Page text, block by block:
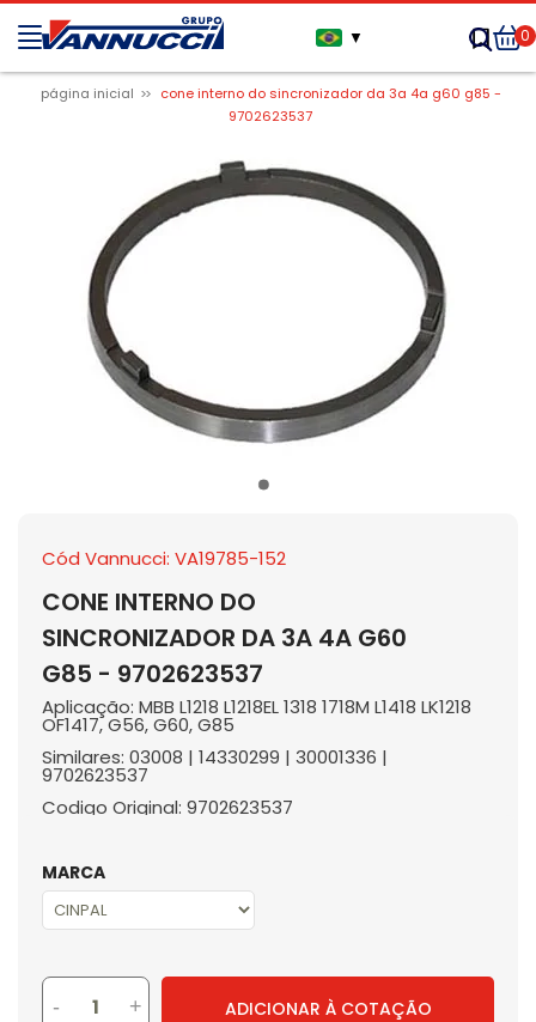
▼ 0
página inicial
cone interno do sincronizador da 3a 4a g60 g85 -
9702623537
Cód Vannucci: VA19785-152
CONE INTERNO DO
SINCRONIZADOR DA 3A 4A G60
G85 - 9702623537
Aplicação: MBB L1218 L1218EL 1318 1718M L1418 LK1218
OF1417, G56, G60, G85
Similares: 03008 | 14330299 | 30001336 |
9702623537
Codigo Original: 9702623537
MARCA
- + ADICIONAR À COTAÇÃO